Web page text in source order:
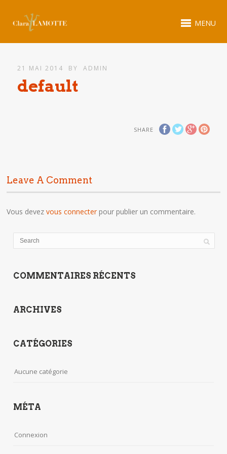
MENU
21 MAI 2014 BY ADMIN
default
SHARE
Leave A Comment
Vous devezvous connecterpour publier un commentaire.
COMMENTAIRES RÉCENTS
ARCHIVES
CATÉGORIES
Aucune catégorie
MÉTA
Connexion